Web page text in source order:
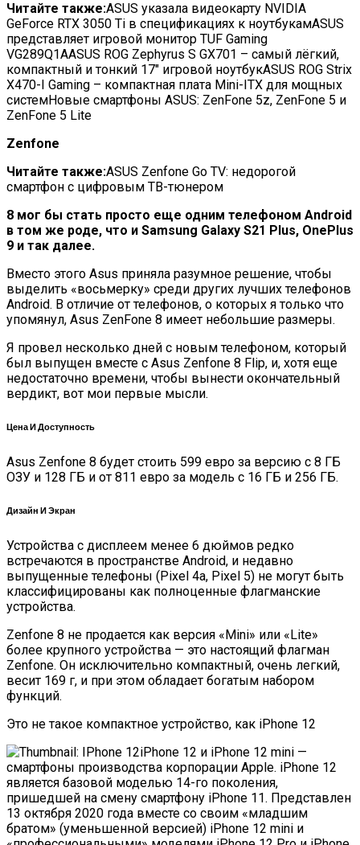
Читайте также:ASUS указала видеокарту NVIDIA
GeForce RTX 3050 Ti в спецификациях к ноутбукамASUS
представляет игровой монитор TUF Gaming
VG289Q1AASUS ROG Zephyrus S GX701 – самый лёгкий,
компактный и тонкий 17″ игровой ноутбукASUS ROG Strix
X470-I Gaming – компактная плата Mini-ITX для мощных
системНовые смартфоны ASUS: ZenFone 5z, ZenFone 5 и
ZenFone 5 Lite
Zenfone
Читайте также:ASUS Zenfone Go TV: недорогой
смартфон с цифровым ТВ-тюнером
8 мог бы стать просто еще одним телефоном Android
в том же роде, что и Samsung Galaxy S21 Plus, OnePlus
9 и так далее.
Вместо этого Asus приняла разумное решение, чтобы
выделить «восьмерку» среди других лучших телефонов
Android. В отличие от телефонов, о которых я только что
упомянул, Asus ZenFone 8 имеет небольшие размеры.
Я провел несколько дней с новым телефоном, который
был выпущен вместе с Asus Zenfone 8 Flip, и, хотя еще
недостаточно времени, чтобы вынести окончательный
вердикт, вот мои первые мысли.
Цена И Доступность
Asus Zenfone 8 будет стоить 599 евро за версию с 8 ГБ
ОЗУ и 128 ГБ и от 811 евро за модель с 16 ГБ и 256 ГБ.
Дизайн И Экран
Устройства с дисплеем менее 6 дюймов редко
встречаются в пространстве Android, и недавно
выпущенные телефоны (Pixel 4a, Pixel 5) не могут быть
классифицированы как полноценные флагманские
устройства.
Zenfone 8 не продается как версия «Mini» или «Lite»
более крупного устройства — это настоящий флагман
Zenfone. Он исключительно компактный, очень легкий,
весит 169 г, и при этом обладает богатым набором
функций.
Это не такое компактное устройство, как iPhone 12
iPhone 12 и iPhone 12 mini —
смартфоны производства корпорации Apple. iPhone 12
является базовой моделью 14-го поколения,
пришедшей на смену смартфону iPhone 11. Представлен
13 октября 2020 года вместе со своим «младшим
братом» (уменьшенной версией) iPhone 12 mini и